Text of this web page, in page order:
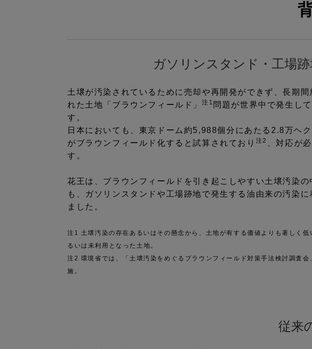
ガソリンスタンド・工場
土壌が汚染されているために売却や再開発ができず、長期間
れた土地「ブラウンフィールド」
注1 問題が世界中で発生して
す。
日本においても、東京ドーム約5,988個分にあたる2.8万ヘ
がブラウンフィールド化すると試算されており 注2
、対応が
す。
花王は、ブラウンフィールドを引き起こしやすい土壌汚染の
も、ガソリンスタンドや工場跡地で発生する油由来の汚染に
ました。
注1 土壌汚染の存在あるいはその懸念から、土地が有する価値よりも著しく低
るいは未利用となった土地。
注2 環境省では、「土壌汚染をめぐるブラウンフィールド対策手法検討調査会
施。
従来